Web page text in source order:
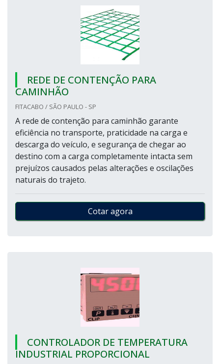
REDE DE CONTENÇÃO PARA
CAMINHÃO
FITACABO / SÃO PAULO - SP
A rede de contenção para caminhão garante
eficiência no transporte, praticidade na carga e
descarga do veículo, e segurança de chegar ao
destino com a carga completamente intacta sem
prejuízos causados pelas alterações e oscilações
naturais do trajeto.
Cotar agora
CONTROLADOR DE TEMPERATURA
INDUSTRIAL PROPORCIONAL